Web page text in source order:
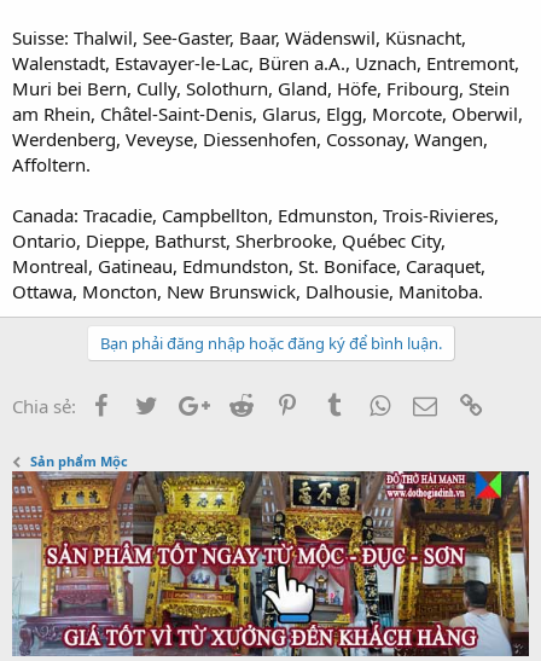
Suisse: Thalwil, See-Gaster, Baar, Wädenswil, Küsnacht,
Walenstadt, Estavayer-le-Lac, Büren a.A., Uznach, Entremont,
Muri bei Bern, Cully, Solothurn, Gland, Höfe, Fribourg, Stein
am Rhein, Châtel-Saint-Denis, Glarus, Elgg, Morcote, Oberwil,
Werdenberg, Veveyse, Diessenhofen, Cossonay, Wangen,
Affoltern.
Canada: Tracadie, Campbellton, Edmunston, Trois-Rivieres,
Ontario, Dieppe, Bathurst, Sherbrooke, Québec City,
Montreal, Gatineau, Edmundston, St. Boniface, Caraquet,
Ottawa, Moncton, New Brunswick, Dalhousie, Manitoba.
Bạn phải đăng nhập hoặc đăng ký để bình luận.
Chia sẻ: FacebookTwitterGoogle+
Reddit PinterestTumblrWhatsApp
Email
Sản phẩm Mộc